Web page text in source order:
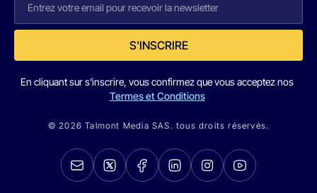
S'INSCRIRE
En cliquant sur s'inscrire, vous confirmez que vous acceptez nos
Termes et Conditions
© 2026 Talmont Media SAS. tous droits réservés.